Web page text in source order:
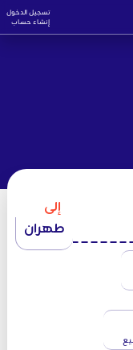
تسجيل الدخول
إنشاء حساب
إلى
طهران